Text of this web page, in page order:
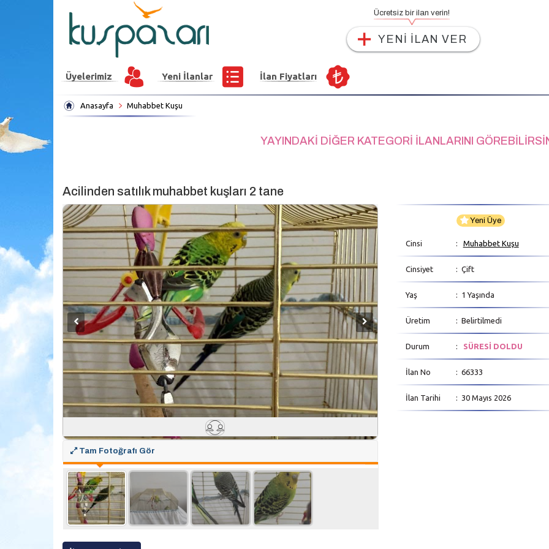
Ücretsiz bir ilan verin!
YENİ İLAN VER
Üyelerimiz Yeni İlanlar İlan Fiyatları
Anasayfa Muhabbet Kuşu
YAYINDAKİ DİĞER KATEGORİ İLANLARINI
Acilinden satılık muhabbet kuşları 2 tane
Tam Fotoğrafı Gör
Yeni Üye
Cinsi : Muhabbet Kuşu
Cinsiyet : Çift
Yaş : 1 Yaşında
Üretim : Belirtilmedi
Durum : SÜRESİ DOLDU
İlan No : 66333
İlan Tarihi : 30 Mayıs 2026